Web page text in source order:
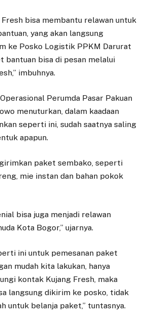
Fresh bisa membantu relawan untuk
yang akan langsung
ke Posko Logistik PPKM Darurat
bantuan bisa di pesan melalui
imbuhnya.
Perumda Pasar Pakuan
menuturkan, dalam kaadaan
seperti ini, sudah saatnya saling
apapun.
paket sembako, seperti
mie instan dan bahan pokok
bisa juga menjadi relawan
Kota Bogor,” ujarnya.
ini untuk pemesanan paket
mudah kita lakukan, hanya
kontak Kujang Fresh, maka
langsung dikirim ke posko, tidak
untuk belanja paket,” tuntasnya.